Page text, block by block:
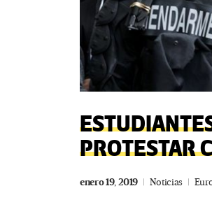
PROTESTAR
enero 19, 2019 Noticias